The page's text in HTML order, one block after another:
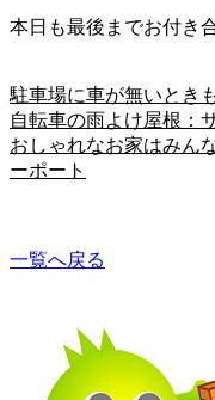
本日も最後までお付き
駐車場に車が無いとき
自転車の雨よけ屋根：
おしゃれなお家はみん
ーポート
一覧へ戻る